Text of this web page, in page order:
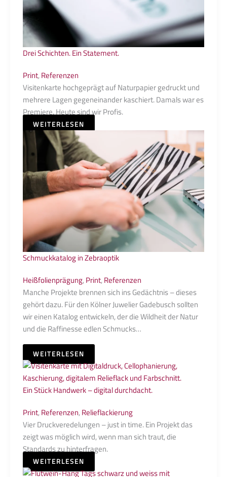
Drei Schichten. Ein Statement.
Print,Referenzen
Visitenkarte hochgeprägt auf Naturpapier gedruckt und
mehrere Lagen gegeneinander kaschiert. Damals war es
Premiere. Heute sind wir Profis.
WEITERLESEN
Schmuckkatalog in Zebraoptik
Heißfolienprägung,Print,Referenzen
Manche Projekte brennen sich ins Gedächtnis – dieses
gehört dazu. Für den Kölner Juwelier Gadebusch sollten
wir einen Katalog entwickeln, der die Wildheit der Natur
und die Raffinesse edlen Schmucks…
WEITERLESEN
Ein Stück Handwerk – digital durchdacht.
Print,Referenzen,Relieflackierung
Vier Druckveredelungen – just in time. Ein Projekt das
zeigt was möglich wird, wenn man sich traut, die
Standards zu hinterfragen.
WEITERLESEN